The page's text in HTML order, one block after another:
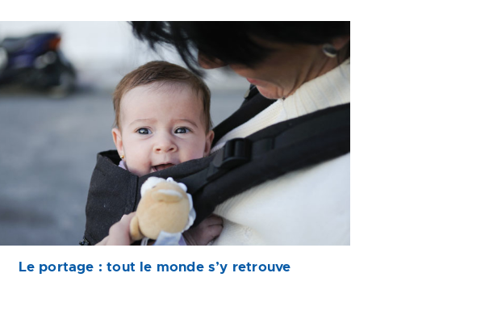
Le portage : tout le monde s’y retrouve